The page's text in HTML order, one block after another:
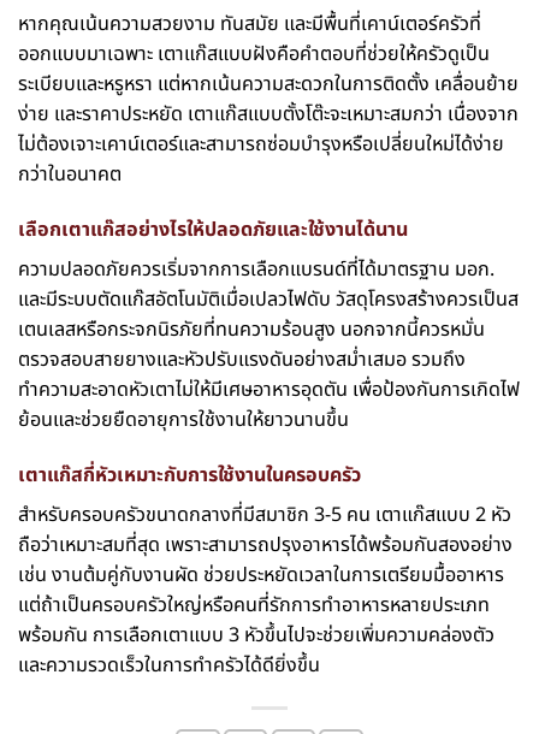
หากคุณเน้นความสวยงาม ทันสมัย และมีพื้นที่เคาน์เตอร์ครัวที่
ออกแบบมาเฉพาะ เตาแก๊สแบบฝังคือคำตอบที่ช่วยให้ครัวดูเป็น
ระเบียบและหรูหรา แต่หากเน้นความสะดวกในการติดตั้ง เคลื่อนย้าย
ง่าย และราคาประหยัด เตาแก๊สแบบตั้งโต๊ะจะเหมาะสมกว่า เนื่องจาก
ไม่ต้องเจาะเคาน์เตอร์และสามารถซ่อมบำรุงหรือเปลี่ยนใหม่ได้ง่าย
กว่าในอนาคต
เลือกเตาแก๊สอย่างไรให้ปลอดภัยและใช้งานได้นาน
ความปลอดภัยควรเริ่มจากการเลือกแบรนด์ที่ได้มาตรฐาน มอก.
และมีระบบตัดแก๊สอัตโนมัติเมื่อเปลวไฟดับ วัสดุโครงสร้างควรเป็นส
เตนเลสหรือกระจกนิรภัยที่ทนความร้อนสูง นอกจากนี้ควรหมั่น
ตรวจสอบสายยางและหัวปรับแรงดันอย่างสม่ำเสมอ รวมถึง
ทำความสะอาดหัวเตาไม่ให้มีเศษอาหารอุดตัน เพื่อป้องกันการเกิดไฟ
ย้อนและช่วยยืดอายุการใช้งานให้ยาวนานขึ้น
เตาแก๊สกี่หัวเหมาะกับการใช้งานในครอบครัว
สำหรับครอบครัวขนาดกลางที่มีสมาชิก 3-5 คน เตาแก๊สแบบ 2 หัว
ถือว่าเหมาะสมที่สุด เพราะสามารถปรุงอาหารได้พร้อมกันสองอย่าง
เช่น งานต้มคู่กับงานผัด ช่วยประหยัดเวลาในการเตรียมมื้ออาหาร
แต่ถ้าเป็นครอบครัวใหญ่หรือคนที่รักการทำอาหารหลายประเภท
พร้อมกัน การเลือกเตาแบบ 3 หัวขึ้นไปจะช่วยเพิ่มความคล่องตัว
และความรวดเร็วในการทำครัวได้ดียิ่งขึ้น